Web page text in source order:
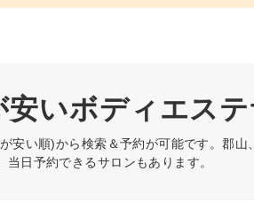
安いボディエス
安い順)から検索＆予約が可能です。郡
日予約できるサロンもあります。